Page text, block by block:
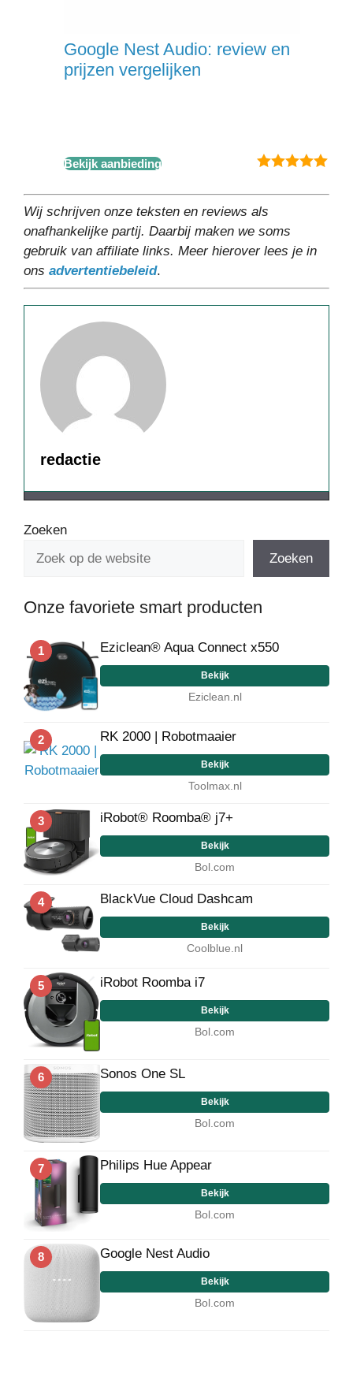
Google Nest Audio: review en
prijzen vergelijken
Bekijk aanbieding
Wij schrijven onze teksten en reviews als
onafhankelijke partij. Daarbij maken we soms
gebruik van affiliate links. Meer hierover lees je in
ons advertentiebeleid.
redactie
Zoeken
Zoeken
Onze favoriete smart producten
1 Eziclean® Aqua Connect x550
Bekijk
Eziclean.nl
2 RK 2000 | Robotmaaier
Bekijk
Toolmax.nl
3 iRobot® Roomba® j7+
Bekijk
Bol.com
4 BlackVue Cloud Dashcam
Bekijk
Coolblue.nl
5 iRobot Roomba i7
Bekijk
Bol.com
6 Sonos One SL
Bekijk
Bol.com
7 Philips Hue Appear
Bekijk
Bol.com
8 Google Nest Audio
Bekijk
Bol.com